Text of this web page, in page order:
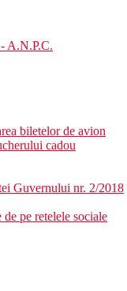
A.N.P.C.
biletelor de avion
cadou
Guvernului nr. 2/2018
pe retelele sociale